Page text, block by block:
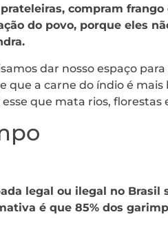
compram frango
do povo, porque eles
dar nosso espaço
que a carne do índio é mais
que mata rios, florestas
legal ou ilegal no Brasil
é que 85% dos